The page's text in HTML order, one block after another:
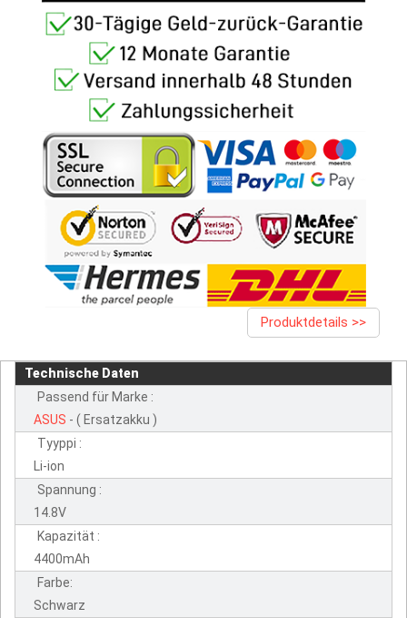
Produktdetails >>
Technische Daten
Passend für Marke :
ASUS - ( Ersatzakku )
Tyyppi :
Li-ion
Spannung :
14.8V
Kapazität :
4400mAh
Farbe:
Schwarz